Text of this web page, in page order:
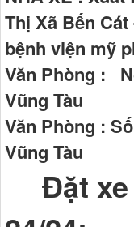
Thị Xã Bến
bệnh viện mỹ
Văn Phòng :
Vũng Tàu
Văn Phòng :
Vũng Tàu
Đặt xe